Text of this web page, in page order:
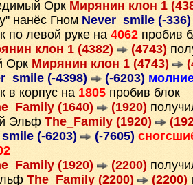
Орк Мирянин клон 1
нанёс Гном Never_smile (-
по левой руке на 4062 пробив
клон 1 (4382) (4743)
Орк Мирянин клон 1 (4743)
(-4398) (-6203)
в корпус на 1805 пробив блок
(1640) (1920)
Эльф The_Family (1920)
(-6203) (-7605)
(1920) (2200)
The_Family (2200) (2200)